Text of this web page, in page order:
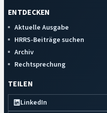
ENTDECKEN
Aktuelle Ausgabe
HRRS-Beiträge suchen
Archiv
Rechtsprechung
TEILEN
LinkedIn